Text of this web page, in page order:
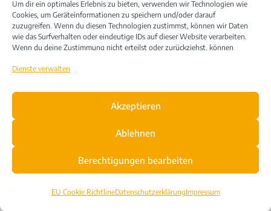
Um dir ein optimales Erlebnis zu bieten, verwenden wir Technologien wie
Cookies, um Geräteinformationen zu speichern und/oder darauf
zuzugreifen. Wenn du diesen Technologien zustimmst, können wir Daten
wie das Surfverhalten oder eindeutige IDs auf dieser Website verarbeiten.
Wenn du deine Zustimmung nicht erteilst oder zurückziehst, können
Dienste verwalten
Akzeptieren
Ablehnen
Berechtigungen bearbeiten
EU Cookie RichtlineDatenschutzerklärungImpressum
JacobiSmartCleanConcept
News
Kontakt
Impressum
EU Cookie Richtline